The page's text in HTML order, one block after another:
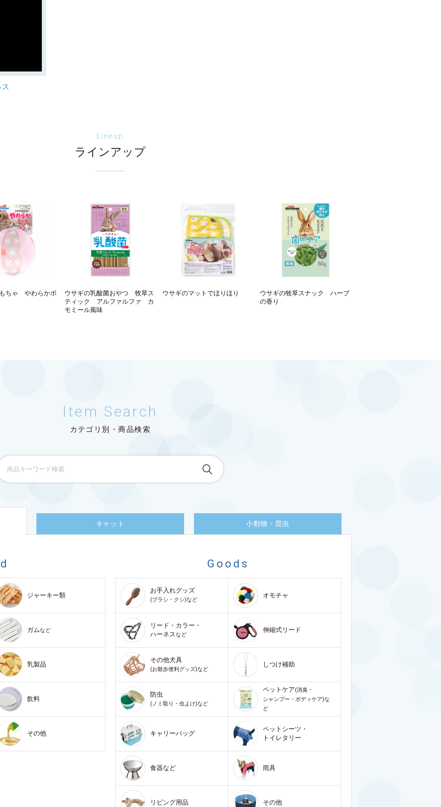
Lineup
ラインアップ
ちゃ やわらかボ
ウサギの乳酸菌おやつ 牧草ス
ティック アルファルファ カ
モミール風味
ウサギのマットでほりほり
ウサギの牧草スナック ハーブ
の香り
Item Search
カテゴリ別・商品検索
キャット 小動物・昆虫
ジャーキー類
ガムなど
乳製品
飲料
その他
Goods
お手入れグッズ
(ブラシ・クシ)など
オモチャ
リード・カラー・
ハーネスなど
伸縮式リード
その他犬具
(お散歩便利グッズ)など
しつけ補助
防虫
(ノミ取り・虫よけ)など
ペットケア(消臭・
シャンプー・ボディケア)な
ど
キャリーバッグ
ペットシーツ・
トイレタリー
食器など 雨具
リビング用品 その他